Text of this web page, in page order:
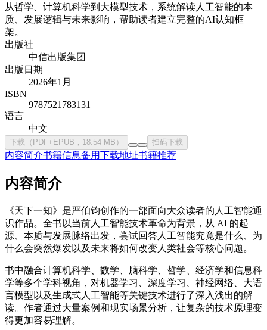
从哲学、计算机科学到大模型技术，系统解读人工智能的本
质、发展逻辑与未来影响，帮助读者建立完整的AI认知框
架。
出版社
中信出版集团
出版日期
2026年1月
ISBN
9787521783131
语言
中文
下载（PDF+EPUB，18.54 MB） 扫码下载
内容简介书籍信息备用下载地址书籍推荐
内容简介
《天下一知》是严伯钧创作的一部面向大众读者的人工智能通
识作品。全书以当前人工智能技术革命为背景，从 AI 的起
源、本质与发展脉络出发，尝试回答人工智能究竟是什么、为
什么会突然爆发以及未来将如何改变人类社会等核心问题。
书中融合计算机科学、数学、脑科学、哲学、经济学和信息科
学等多个学科视角，对机器学习、深度学习、神经网络、大语
言模型以及生成式人工智能等关键技术进行了深入浅出的解
读。作者通过大量案例和现实场景分析，让复杂的技术原理变
得更加容易理解。